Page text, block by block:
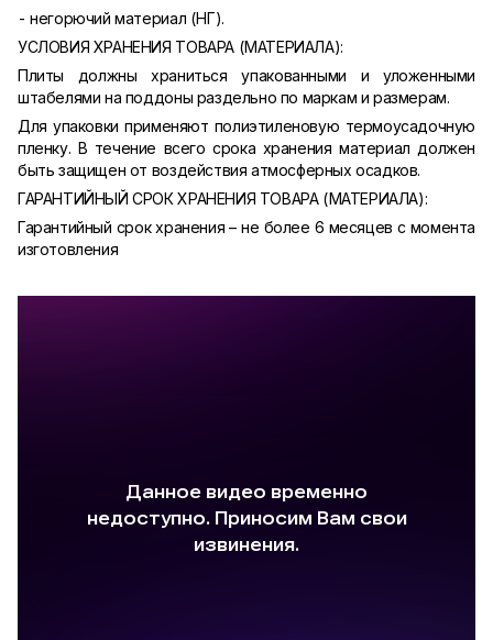
- негорючий материал (НГ).
УСЛОВИЯ ХРАНЕНИЯ ТОВАРА (МАТЕРИАЛА):
Плиты должны храниться упакованными и уложенными
штабелями на поддоны раздельно по маркам и размерам.
Для упаковки применяют полиэтиленовую термоусадочную
пленку. В течение всего срока хранения материал должен
быть защищен от воздействия атмосферных осадков.
ГАРАНТИЙНЫЙ СРОК ХРАНЕНИЯ ТОВАРА (МАТЕРИАЛА):
Гарантийный срок хранения – не более 6 месяцев с момента
изготовления